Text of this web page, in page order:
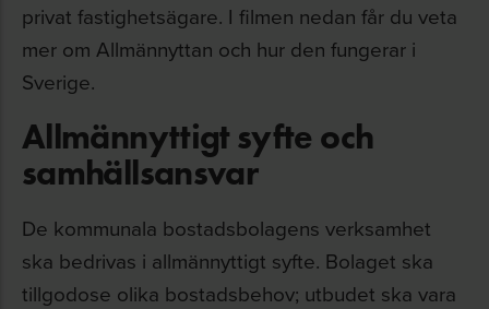
privat fastighetsägare. I filmen nedan får du veta
mer om Allmännyttan och hur den fungerar i
Sverige.
Allmännyttigt syfte och
samhällsansvar
De kommunala bostadsbolagens verksamhet
ska bedrivas i allmännyttigt syfte. Bolaget ska
tillgodose olika bostadsbehov; utbudet ska vara